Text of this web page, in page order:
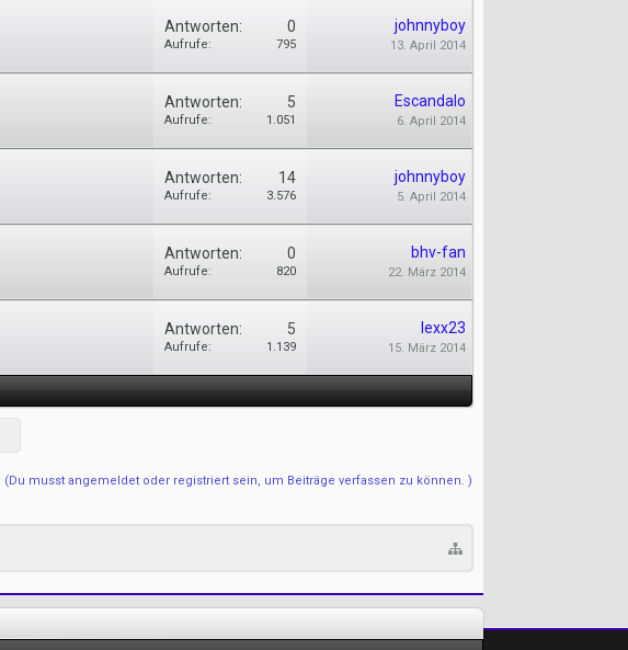
Antworten: 0
Aufrufe: 795
johnnyboy
13. April 2014
Antworten: 5
Aufrufe: 1.051
Escandalo
6. April 2014
Antworten: 14
Aufrufe: 3.576
johnnyboy
5. April 2014
Antworten: 0
Aufrufe: 820
bhv-fan
22. März 2014
Antworten: 5
Aufrufe: 1.139
lexx23
15. März 2014
(Du musst angemeldet oder registriert sein, um Beiträge verfassen zu können. )